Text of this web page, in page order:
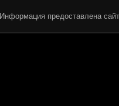
Информация предоставлена